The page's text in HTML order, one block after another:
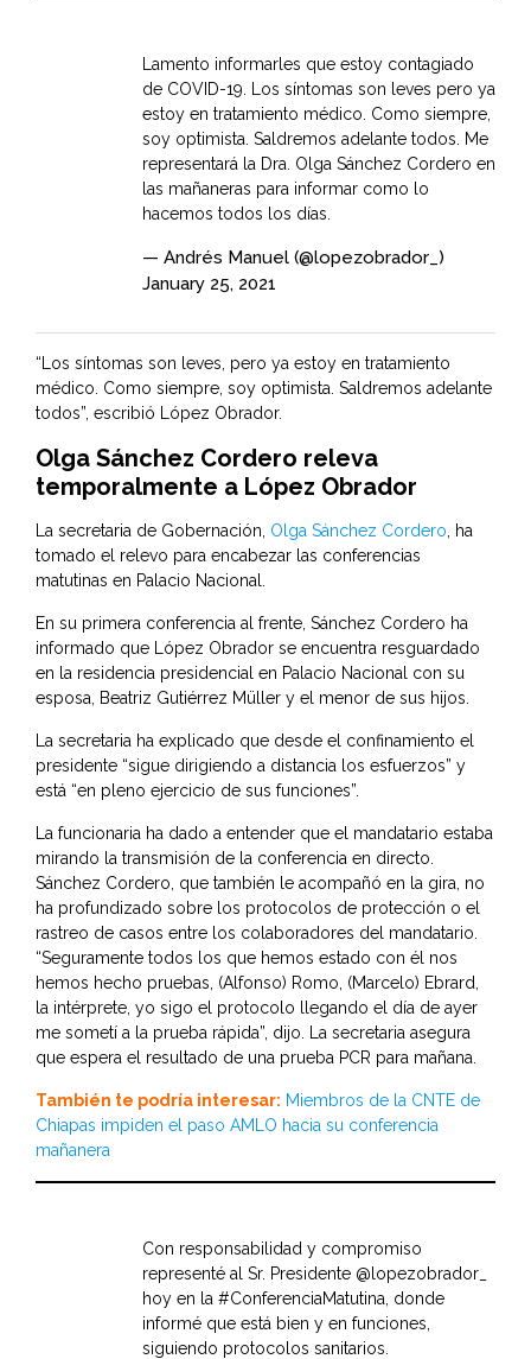
Lamento informarles que estoy contagiado
de COVID-19. Los síntomas son leves pero ya
estoy en tratamiento médico. Como siempre,
soy optimista. Saldremos adelante todos. Me
representará la Dra. Olga Sánchez Cordero en
las mañaneras para informar como lo
hacemos todos los días.
— Andrés Manuel (@lopezobrador_)
January 25, 2021
“Los síntomas son leves, pero ya estoy en tratamiento
médico. Como siempre, soy optimista. Saldremos adelante
todos”, escribió López Obrador.
Olga Sánchez Cordero releva
temporalmente a López Obrador
La secretaria de Gobernación, Olga Sánchez Cordero , ha
tomado el relevo para encabezar las conferencias
matutinas en Palacio Nacional.
En su primera conferencia al frente, Sánchez Cordero ha
informado que López Obrador se encuentra resguardado
en la residencia presidencial en Palacio Nacional con su
esposa, Beatriz Gutiérrez Müller y el menor de sus hijos.
La secretaria ha explicado que desde el confinamiento el
presidente “sigue dirigiendo a distancia los esfuerzos” y
está “en pleno ejercicio de sus funciones”.
La funcionaria ha dado a entender que el mandatario estaba
mirando la transmisión de la conferencia en directo.
Sánchez Cordero, que también le acompañó en la gira, no
ha profundizado sobre los protocolos de protección o el
rastreo de casos entre los colaboradores del mandatario.
“Seguramente todos los que hemos estado con él nos
hemos hecho pruebas, (Alfonso) Romo, (Marcelo) Ebrard,
la intérprete, yo sigo el protocolo llegando el día de ayer
me sometí a la prueba rápida”, dijo. La secretaria asegura
que espera el resultado de una prueba PCR para mañana.
También te podría interesar: Miembros de la CNTE de
Chiapas impiden el paso AMLO hacia su conferencia
mañanera
Con responsabilidad y compromiso
representé al Sr. Presidente @lopezobrador_
hoy en la #ConferenciaMatutina , donde
informé que está bien y en funciones,
siguiendo protocolos sanitarios.